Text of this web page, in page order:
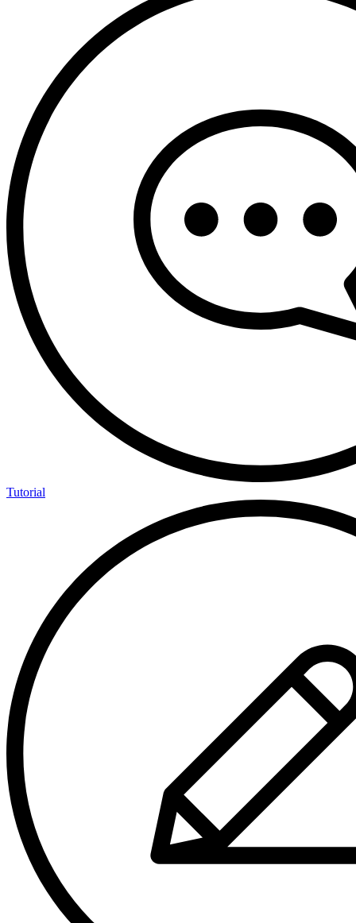
Tutorial